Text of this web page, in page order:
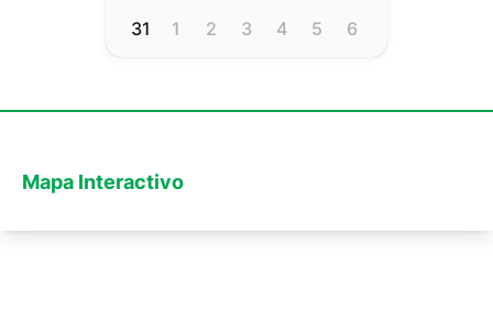
31
1 2 3 4 5 6
Mapa Interactivo